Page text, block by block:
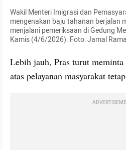
Wakil Menteri Imigrasi dan
mengenakan baju tahanan berjalan
menjalani pemeriksaan di Gedung
Kamis (4/6/2026). Foto: Jamal
Lebih jauh, Pras turut
atas pelayanan masyarakat